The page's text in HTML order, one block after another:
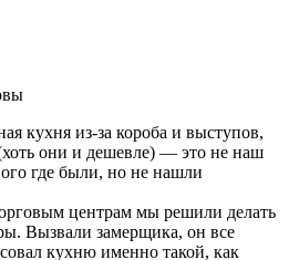
кухня из-за короба и выступов,
они и дешевле) — это не наш
где были, но не нашли
центрам мы решили делать
Вызвали замерщика, он все
кухню именно такой, как